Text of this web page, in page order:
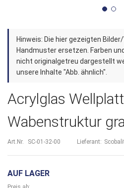
Zum
Anfang
der
Bildergalerie
Hinweis: Die hier gezeigten
Handmuster ersetzen. Farben
nicht originalgetreu dargestellt
unsere Inhalte "Abb. ähnlich".
Acrylglas
Wabenstruktur
Art.Nr. SC-01-32-00 Lieferant:
AUF LAGER